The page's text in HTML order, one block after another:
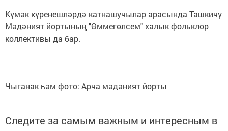
Күмәк күренешләрдә катнашучылар арасында Ташкичү
Мәдәният йортының "Өммегөлсем" халык фольклор
коллективы да бар.
Чыганак һәм фото: Арча мәдәният йорты
Следите за самым важным и интересным в